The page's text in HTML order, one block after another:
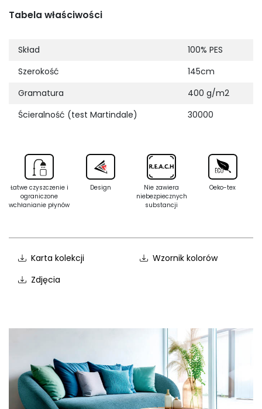
Tabela właściwości
Skład
100% PES
Szerokość
145cm
Gramatura
400 g/m2
Ścieralność (test Martindale)
30000
Łatwe czyszczenie i
ograniczone
wchłanianie płynów
Design
Nie zawiera
niebezpiecznych
substancji
Oeko-tex
Karta kolekcji
Wzornik kolorów
Zdjęcia